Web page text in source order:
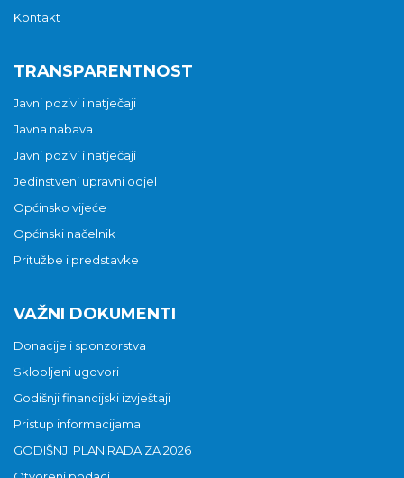
Kontakt
TRANSPARENTNOST
Javni pozivi i natječaji
Javna nabava
Javni pozivi i natječaji
Jedinstveni upravni odjel
Općinsko vijeće
Općinski načelnik
Pritužbe i predstavke
VAŽNI DOKUMENTI
Donacije i sponzorstva
Sklopljeni ugovori
Godišnji financijski izvještaji
Pristup informacijama
GODIŠNJI PLAN RADA ZA 2026